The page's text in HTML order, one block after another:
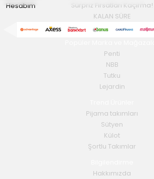
Hesabım
Sürpriz Fırsatları Kaçırma!
KALAN SÜRE
Penti
NBB
Tutku
Lejardin
Pijama takımları
Sütyen
Külot
Şortlu Takımlar
Hakkımızda